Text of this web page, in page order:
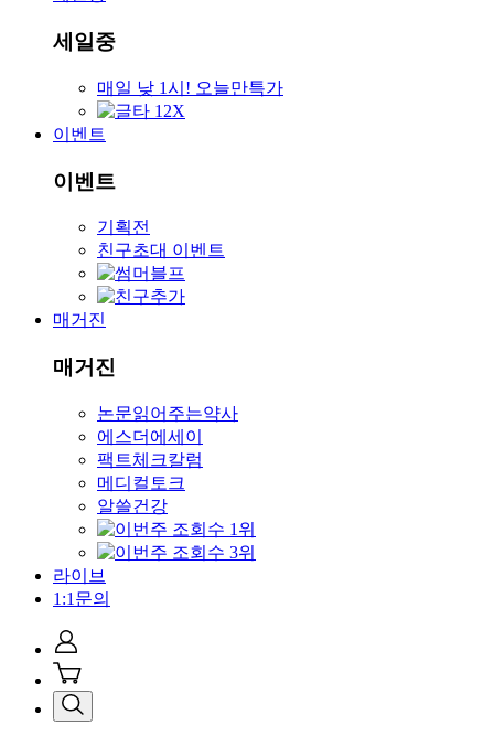
세일중
매일 낮 1시! 오늘만특가
이벤트
이벤트
기획전
친구초대 이벤트
매거진
매거진
논문읽어주는약사
에스더에세이
팩트체크칼럼
메디컬토크
알쓸건강
라이브
1:1문의